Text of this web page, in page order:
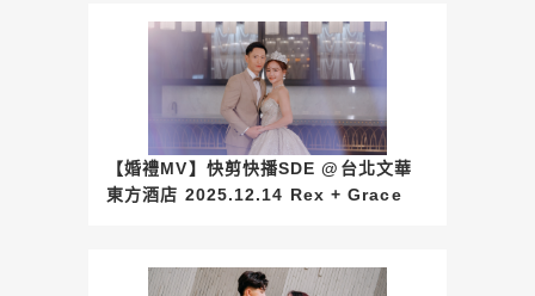
【婚禮MV】快剪快播SDE @台北文華
東方酒店 2025.12.14 Rex + Grace